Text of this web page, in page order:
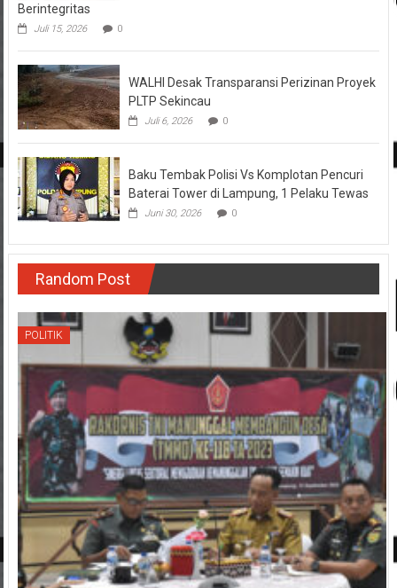
Berintegritas
Juli 15, 2026 0
WALHI Desak Transparansi Perizinan Proyek
PLTP Sekincau
Juli 6, 2026 0
Baku Tembak Polisi Vs Komplotan Pencuri
Baterai Tower di Lampung, 1 Pelaku Tewas
Juni 30, 2026 0
Random Post
POLITIK